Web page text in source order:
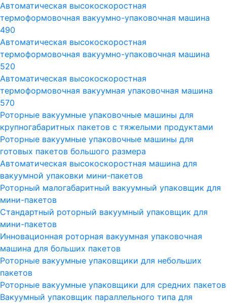
Автоматическая высокоскоростная
термоформовочная вакуумно-упаковочная машина
490
Автоматическая высокоскоростная
термоформовочная вакуумно-упаковочная машина
520
Автоматическая высокоскоростная
термоформовочная вакуумная упаковочная машина
570
Роторные вакуумные упаковочные машины для
крупногабаритных пакетов с тяжелыми продуктами
Роторные вакуумные упаковочные машины для
готовых пакетов большого размера
Автоматическая высокоскоростная машина для
вакуумной упаковки мини-пакетов
Роторный малогабаритный вакуумный упаковщик для
мини-пакетов
Стандартный роторный вакуумный упаковщик для
мини-пакетов
Инновационная роторная вакуумная упаковочная
машина для больших пакетов
Роторные вакуумные упаковщики для небольших
пакетов
Роторные вакуумные упаковщики для средних пакетов
Вакуумный упаковщик параллельного типа для